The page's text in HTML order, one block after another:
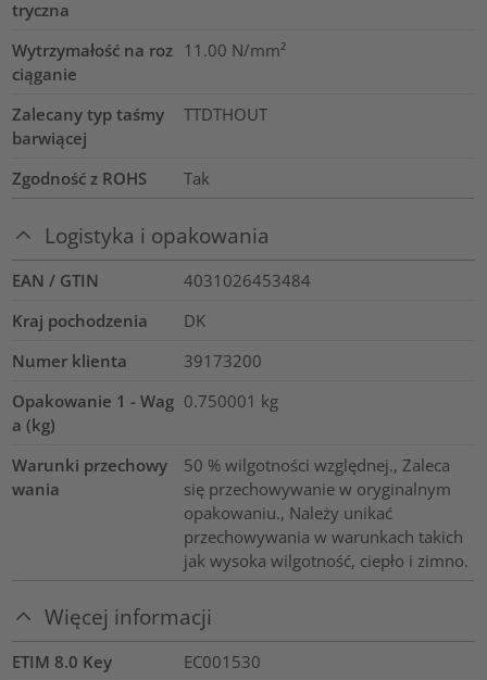
tryczna
Wytrzymałość na roz
ciąganie
11.00 N/mm²
Zalecany typ taśmy
barwiącej
TTDTHOUT
Zgodność z ROHS Tak
Logistyka i opakowania
EAN / GTIN
4031026453484
Kraj pochodzenia
DK
Numer klienta
39173200
Opakowanie 1 - Wag
a (kg)
0.750001 kg
Warunki przechowy
wania
50 % wilgotności względnej., Zaleca
się przechowywanie w oryginalnym
opakowaniu., Należy unikać
przechowywania w warunkach takich
jak wysoka wilgotność, ciepło i zimno.
Więcej informacji
ETIM 8.0 Key
EC001530